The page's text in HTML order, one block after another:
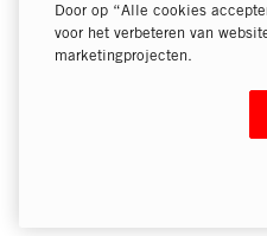
Door op “Alle cookies
voor het verbeteren van
marketingprojecten.